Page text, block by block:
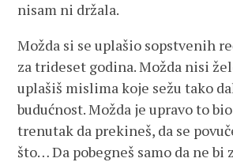
nisam ni držala.
Možda si se uplašio sopstvenih
za trideset godina. Možda nisi
uplašiš mislima koje sežu tako
budućnost. Možda je upravo to
trenutak da prekineš, da se
što… Da pobegneš samo da ne bi